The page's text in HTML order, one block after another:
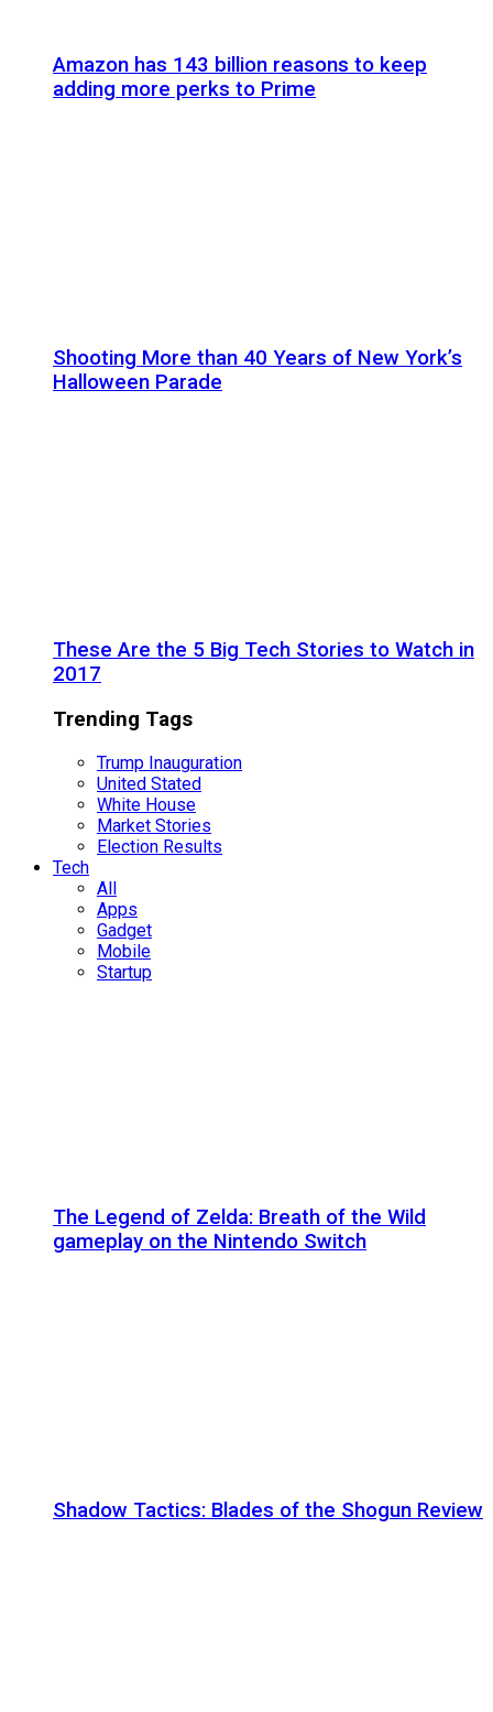
Amazon has 143 billion reasons to keep
adding more perks to Prime
Shooting More than 40 Years of New York’s
Halloween Parade
These Are the 5 Big Tech Stories to Watch in
2017
Trending Tags
Trump Inauguration
United Stated
White House
Market Stories
Election Results
Tech
All
Apps
Gadget
Mobile
Startup
The Legend of Zelda: Breath of the Wild
gameplay on the Nintendo Switch
Shadow Tactics: Blades of the Shogun Review